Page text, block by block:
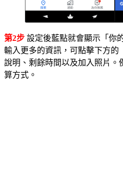
第2步 設定後藍點就會顯示「你
輸入更多的資訊，可點擊下方的
說明、剩餘時間以及加入照片。
算方式。